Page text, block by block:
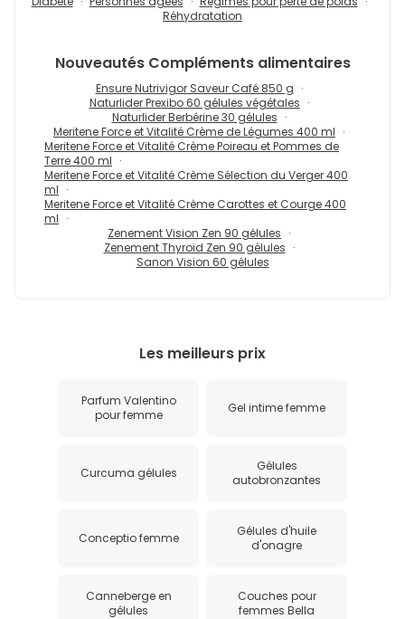
Réhydratation
Nouveautés Compléments alimentaires
Ensure Nutrivigor Saveur Café 850 g
Naturlider Prexibo 60 gélules végétales
Naturlider Berbérine 30 gélules
Meritene Force et Vitalité Crème de Légumes 400 ml
Meritene Force et Vitalité Crème Poireau et Pommes de
Terre 400 ml
Meritene Force et Vitalité Crème Sélection du Verger 400
ml
Meritene Force et Vitalité Crème Carottes et Courge 400
ml
Zenement Vision Zen 90 gélules
Zenement Thyroid Zen 90 gélules
Sanon Vision 60 gélules
Les meilleurs prix
Parfum Valentino
pour femme
Gel intime femme
Curcuma gélules
Gélules
autobronzantes
Conceptio femme
Gélules d'huile
d'onagre
Canneberge en
gélules
Couches pour
femmes Bella